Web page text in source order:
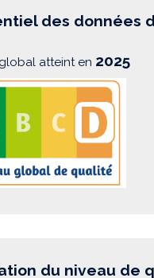
des données
atteint en 2025
du niveau de